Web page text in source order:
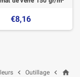
€8,16
home

Outillage
